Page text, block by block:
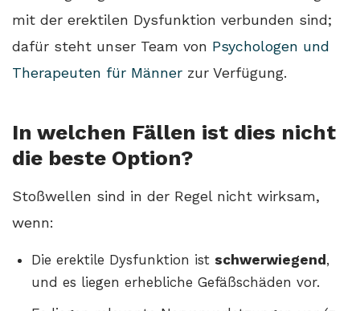
mit der erektilen Dysfunktion verbunden sind;
dafür steht unser Team von Psychologen und
Therapeuten für Männer zur Verfügung.
In welchen Fällen ist dies nicht
die beste Option?
Stoßwellen sind in der Regel nicht wirksam,
wenn:
Die erektile Dysfunktion ist schwerwiegend ,
und es liegen erhebliche Gefäßschäden vor.